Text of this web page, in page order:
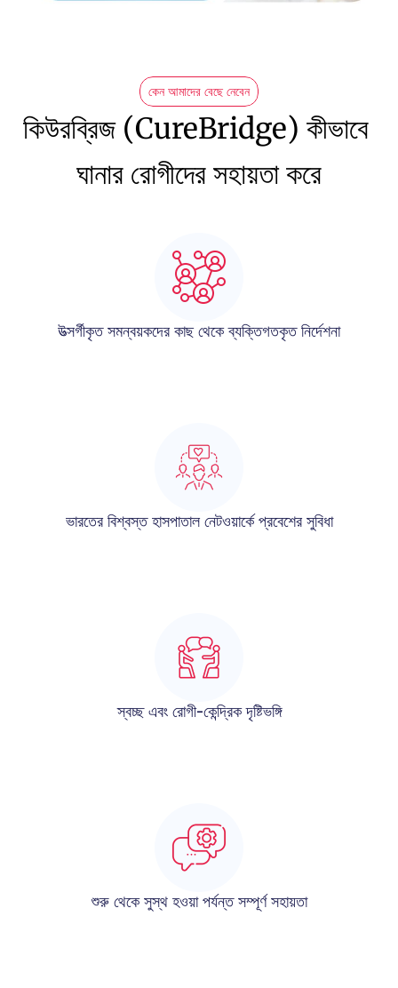
কেন আমাদের বেছে নেবেন
কিউরব্রিজ (CureBridge) কীভাবে
ঘানার রোগীদের সহায়তা করে
উত্সর্গীকৃত সমন্বয়কদের কাছ থেকে ব্যক্তিগতকৃত নির্দেশনা
ভারতের বিশ্বস্ত হাসপাতাল নেটওয়ার্কে প্রবেশের সুবিধা
স্বচ্ছ এবং রোগী-কেন্দ্রিক দৃষ্টিভঙ্গি
শুরু থেকে সুস্থ হওয়া পর্যন্ত সম্পূর্ণ সহায়তা